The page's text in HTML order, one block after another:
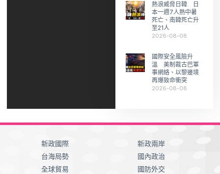
熱浪威脅日韓 日
本一週7人熱中暑
死亡、南韓死亡升
至21人
2026-08-08
國際安全風險升
溫 美制裁古巴軍
事網絡、以黎邊境
再爆致命衝突
2026-08-08
新政國際
台海局勢
全球貿易
新政兩岸
國內政治
國防外交